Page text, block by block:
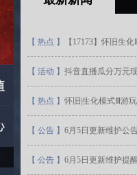
【 热点 】 【17173】怀旧生
【 活动 】 抖音直播瓜分万元
【 热点 】 怀旧|生化模式Ⅲ游
【 公告 】 6月5日更新维护公
【 公告 】 6月5日更新维护提